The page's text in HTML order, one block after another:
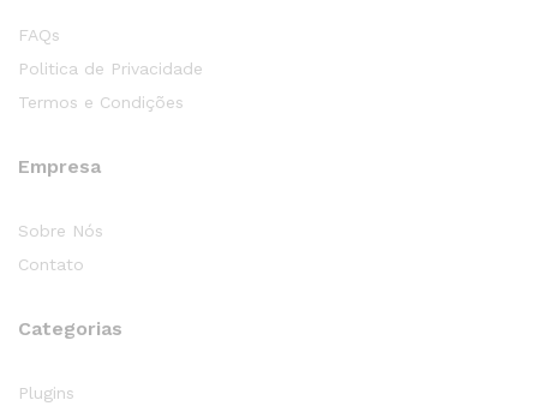
FAQs
Politica de Privacidade
Termos e Condições
Empresa
Sobre Nós
Contato
Categorias
Plugins